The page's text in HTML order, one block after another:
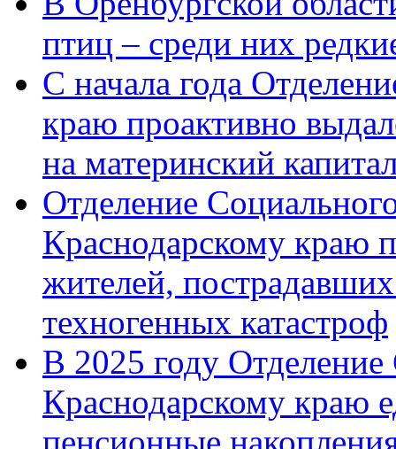
птиц – среди них
С начала года
краю проактивно
на материнский
Отделение
Краснодарскому краю
жителей,
техногенных катастроф
В 2025 году
Краснодарскому краю